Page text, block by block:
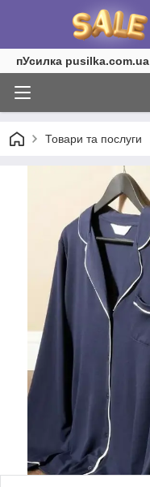
пУсилка pusilka.com.ua
Товари та послуги